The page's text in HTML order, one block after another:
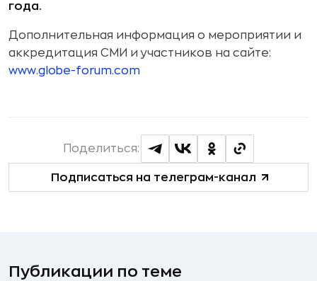
года.
Дополнительная информация о мероприятии и
аккредитация СМИ и участников на сайте:
www.globe-forum.com
Подписаться на телеграм-канал
Поделиться:
Публикации по теме